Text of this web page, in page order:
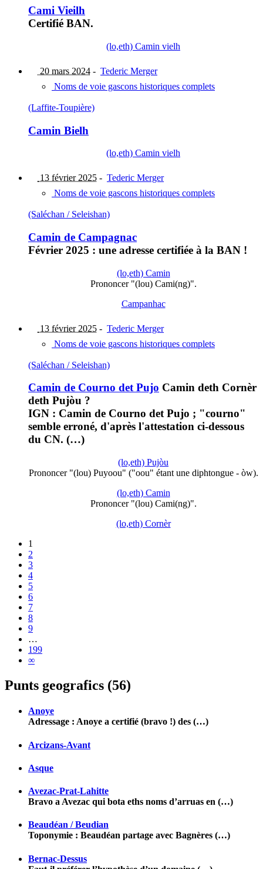
Cami Vieilh
Certifié BAN.
(lo,eth) Camin vielh
20 mars 2024 - Tederic Merger
Noms de voie gascons historiques complets
(Laffite-Toupière)
Camin Bielh
(lo,eth) Camin vielh
13 février 2025 - Tederic Merger
Noms de voie gascons historiques complets
(Saléchan / Seleishan)
Camin de Campagnac
Février 2025 : une adresse certifiée à la BAN !
(lo,eth) Camin
Prononcer "(lou) Cami(ng)".
Campanhac
13 février 2025 - Tederic Merger
Noms de voie gascons historiques complets
(Saléchan / Seleishan)
Camin de Courno det Pujo Camin deth Cornèr
deth Pujòu ?
IGN : Camin de Courno det Pujo ; "courno"
semble erroné, d'après l'attestation ci-dessous
du CN. (…)
(lo,eth) Pujòu
Prononcer "(lou) Puyoou" ("oou" étant une diphtongue - òw).
(lo,eth) Camin
Prononcer "(lou) Cami(ng)".
(lo,eth) Cornèr
1
2
3
4
5
6
7
8
9
…
199
∞
Punts geografics (56)
Anoye
Adressage : Anoye a certifié (bravo !) des (…)
Arcizans-Avant
Asque
Avezac-Prat-Lahitte
Bravo a Avezac qui bota eths noms d’arruas en (…)
Beaudéan / Beudian
Toponymie : Beaudéan partage avec Bagnères (…)
Bernac-Dessus